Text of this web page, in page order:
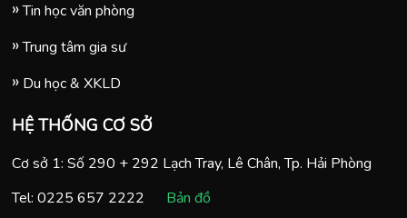
Tin học văn phòng
Trung tâm gia sư
Du học & XKLD
HỆ THỐNG CƠ SỞ
Cơ sở 1: Số 290 + 292 Lạch Tray, Lê Chân, Tp. Hải Phòng
Tel: 0225 657 2222
Bản đồ